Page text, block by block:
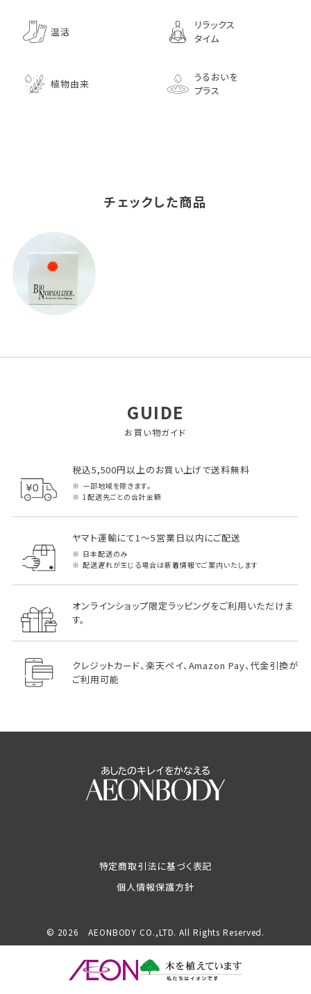
温活
リラックス
タイム
植物由来
うるおいを
プラス
チェックした商品
GUIDE
お買い物ガイド
税込5,500円以上のお買い上げで送料無料
一部地域を除きます。
1配送先ごとの合計金額
ヤマト運輸にて1～5営業日以内にご配送
日本配送のみ
配送遅れが生じる場合は新着情報でご案内いたします
オンラインショップ限定ラッピングをご利用いただけま
す。
クレジットカード、楽天ペイ、Amazon Pay、代金引換が
ご利用可能
特定商取引法に基づく表記
個人情報保護方針
© 2026 AEONBODY CO.,LTD. All Rights Reserved.